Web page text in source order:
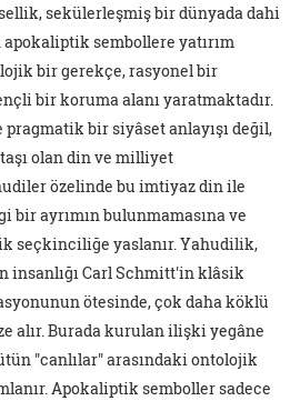
sekülerleşmiş bir dünyada dahi
apokaliptik sembollere yatırım
bir gerekçe, rasyonel bir
bir koruma alanı yaratmaktadır.
bir siyâset anlayışı değil,
olan din ve milliyet
özelinde bu imtiyaz din ile
bir ayrımın bulunmamasına ve
seçkinciliğe yaslanır. Yahudilik,
insanlığı Carl Schmitt'in klâsik
ötesinde, çok daha köklü
alır. Burada kurulan ilişki yegâne
"canlılar" arasındaki ontolojik
Apokaliptik semboller sadece